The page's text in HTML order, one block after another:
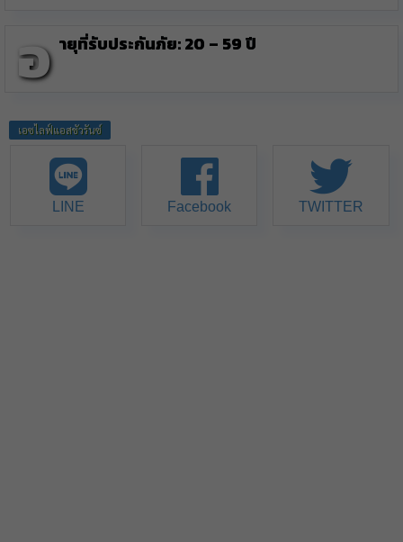
อ ายุที่รับประกันภัย: 20 – 59 ปี
เอซไลฟ์แอสชัวรันซ์
LINE Facebook TWITTER